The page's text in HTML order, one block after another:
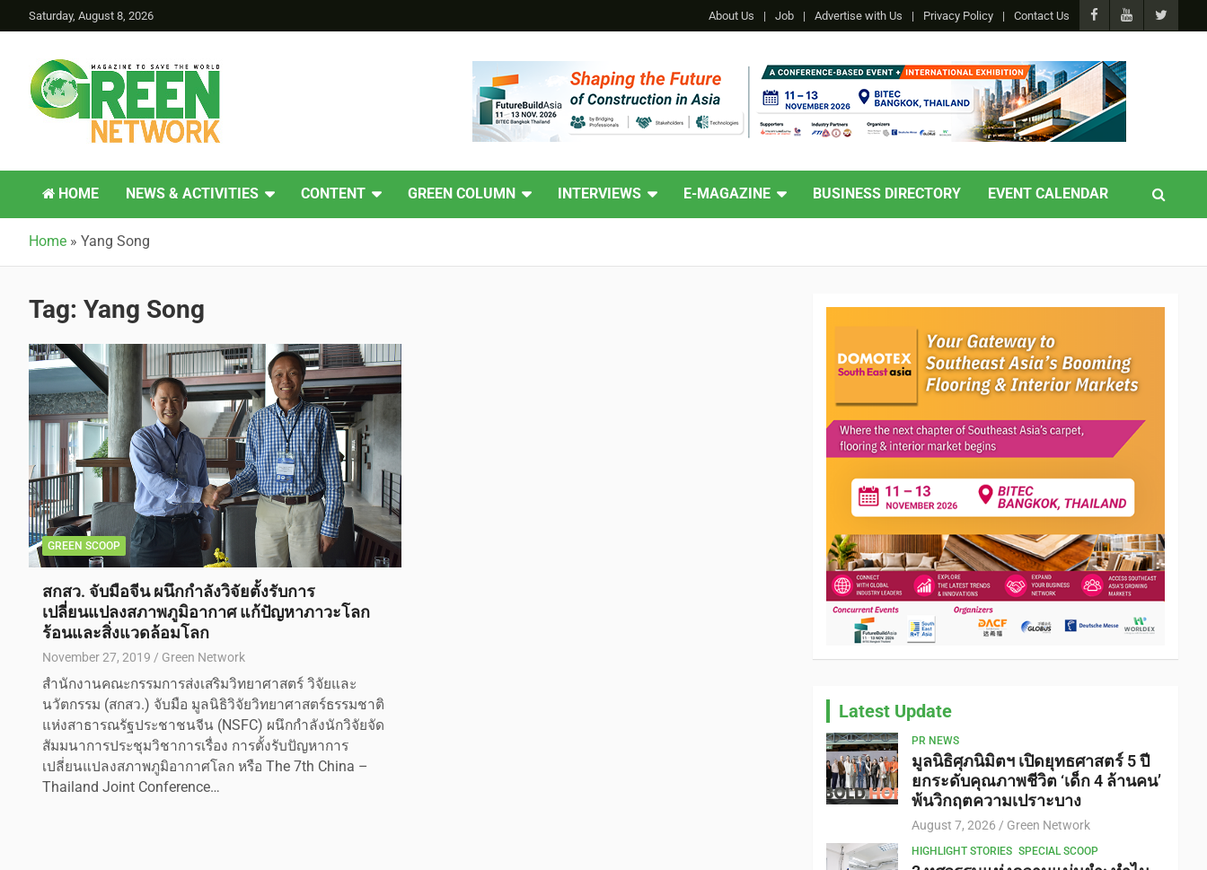
Saturday, August 8, 2026 About Us Job Advertise with Us Privacy Policy Contact Us
Green Network
HOME NEWS & ACTIVITIES CONTENT GREEN COLUMN INTERVIEWS E-MAGAZINE BUSINESS DIRECTORY EVENT CALENDAR
Home » Yang Song
Tag: Yang Song
GREEN SCOOP
สกสว. จับมือจีน ผนึกกำลังวิจัยตั้งรับการ
เปลี่ยนแปลงสภาพภูมิอากาศ แก้ปัญหาภาวะโลก
ร้อนและสิ่งแวดล้อมโลก
November 27, 2019 Green Network
สำนักงานคณะกรรมการส่งเสริมวิทยาศาสตร์ วิจัยและ
นวัตกรรม (สกสว.) จับมือ มูลนิธิวิจัยวิทยาศาสตร์ธรรมชาติ
แห่งสาธารณรัฐประชาชนจีน (NSFC) ผนึกกำลังนักวิจัยจัด
สัมมนาการประชุมวิชาการเรื่อง การตั้งรับปัญหาการ
เปลี่ยนแปลงสภาพภูมิอากาศโลก หรือ The 7th China –
Thailand Joint Conference…
Latest Update
PR NEWS
มูลนิธิศุภนิมิตฯ เปิดยุทธศาสตร์ 5 ปี
ยกระดับคุณภาพชีวิต ‘เด็ก 4 ล้านคน’
พ้นวิกฤตความเปราะบาง
August 7, 2026 Green Network
HIGHLIGHT STORIES SPECIAL SCOOP